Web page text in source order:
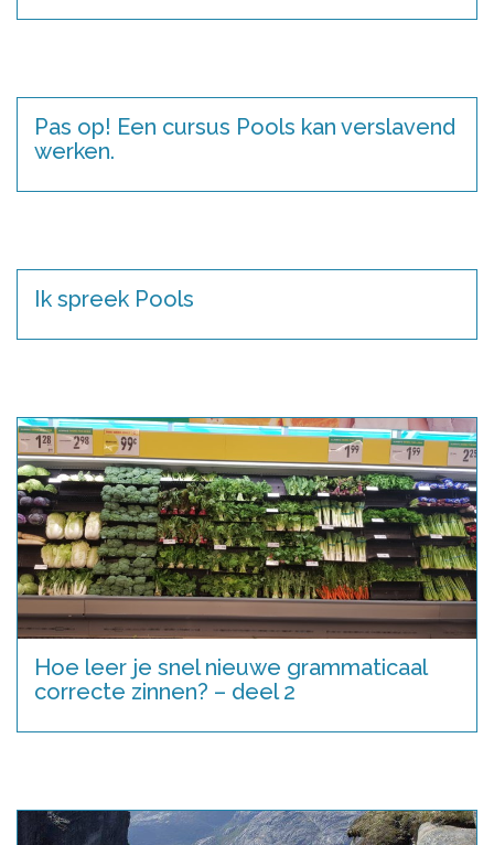
Pas op! Een cursus Pools kan verslavend
werken.
Ik spreek Pools
Hoe leer je snel nieuwe grammaticaal
correcte zinnen? – deel 2